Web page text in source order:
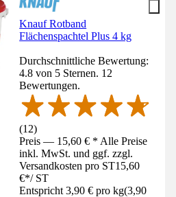
Knauf Rotband
Flächenspachtel Plus 4 kg
Durchschnittliche Bewertung:
4.8 von 5 Sternen. 12
Bewertungen.
(12)
Preis — 15,60 € * Alle Preise
inkl. MwSt. und ggf. zzgl.
Versandkosten pro ST15,60
€*/ ST
Entspricht 3,90 € pro kg(3,90